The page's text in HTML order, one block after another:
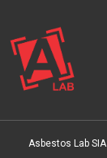
Asbestos Lab SIA